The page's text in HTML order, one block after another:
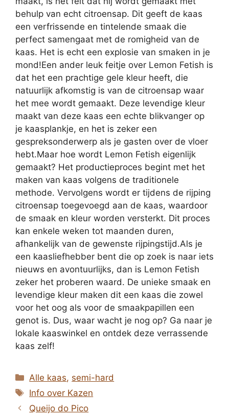
behulp van echt citroensap. Dit geeft de kaas
een verfrissende en tintelende smaak die
perfect samengaat met de romigheid van de
kaas. Het is echt een explosie van smaken in je
mond!Een ander leuk feitje over Lemon Fetish is
dat het een prachtige gele kleur heeft, die
natuurlijk afkomstig is van de citroensap waar
het mee wordt gemaakt. Deze levendige kleur
maakt van deze kaas een echte blikvanger op
je kaasplankje, en het is zeker een
gespreksonderwerp als je gasten over de vloer
hebt.Maar hoe wordt Lemon Fetish eigenlijk
gemaakt? Het productieproces begint met het
maken van kaas volgens de traditionele
methode. Vervolgens wordt er tijdens de rijping
citroensap toegevoegd aan de kaas, waardoor
de smaak en kleur worden versterkt. Dit proces
kan enkele weken tot maanden duren,
afhankelijk van de gewenste rijpingstijd.Als je
een kaasliefhebber bent die op zoek is naar iets
nieuws en avontuurlijks, dan is Lemon Fetish
zeker het proberen waard. De unieke smaak en
levendige kleur maken dit een kaas die zowel
voor het oog als voor de smaakpapillen een
genot is. Dus, waar wacht je nog op? Ga naar je
lokale kaaswinkel en ontdek deze verrassende
kaas zelf!
Categorieën
Alle kaas, semi-hard
Tags
Info over Kazen
Queijo do Pico